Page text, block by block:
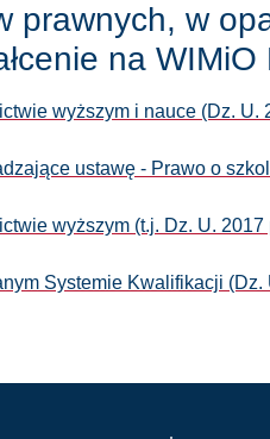
prawnych, w
na WIMiO
wyższym i nauce (Dz. U.
ustawę - Prawo o
wyższym (t.j. Dz. U. 2017
Systemie Kwalifikacji (Dz.